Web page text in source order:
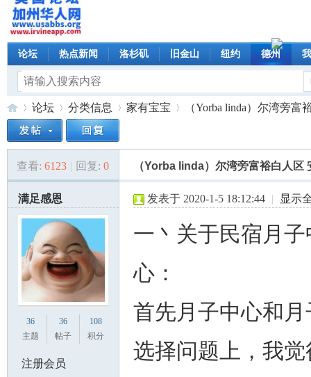
论坛 热点新闻 洛杉矶 旧金山 纽约 德州
美»
论坛
›
分类信息 家有宝宝
›
（Yorba linda）尔湾旁富
查看: 6123 | 回复: 0 （Yorba linda）尔湾旁富裕白人区
满足感恩
36
主题
36
帖子
108
积分
注册会员
发表于 2020-1-5 18:12:44 | 显示
一丶关于民宿月子
心：
首先月子中心和
选择问题上，我